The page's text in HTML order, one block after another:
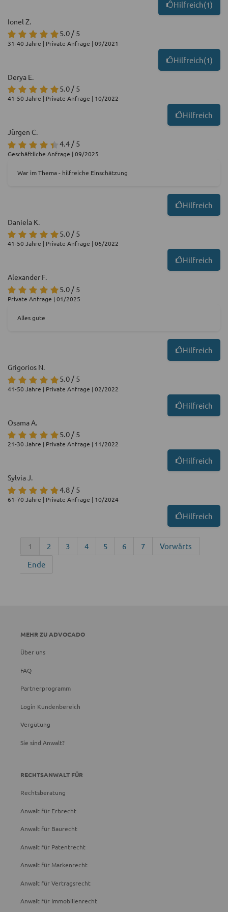
Hilfreich(1)
Ionel Z.
5.0 / 5
31-40 Jahre | Private Anfrage | 09/2021
Hilfreich(1)
Derya E.
5.0 / 5
41-50 Jahre | Private Anfrage | 10/2022
Hilfreich
Jürgen C.
4.4 / 5
Geschäftliche Anfrage | 09/2025
War im Thema - hilfreiche Einschätzung
Hilfreich
Daniela K.
5.0 / 5
41-50 Jahre | Private Anfrage | 06/2022
Hilfreich
Alexander F.
5.0 / 5
Private Anfrage | 01/2025
Alles gute
Hilfreich
Grigorios N.
5.0 / 5
41-50 Jahre | Private Anfrage | 02/2022
Hilfreich
Osama A.
5.0 / 5
21-30 Jahre | Private Anfrage | 11/2022
Hilfreich
Sylvia J.
4.8 / 5
61-70 Jahre | Private Anfrage | 10/2024
Hilfreich
1 2 3 4 5 6 7
Vorwärts
Ende
MEHR ZU ADVOCADO
Über uns
FAQ
Partnerprogramm
Login Kundenbereich
Vergütung
Sie sind Anwalt?
RECHTSANWALT FÜR
Rechtsberatung
Anwalt für Erbrecht
Anwalt für Baurecht
Anwalt für Patentrecht
Anwalt für Markenrecht
Anwalt für Vertragsrecht
Anwalt für Immobilienrecht